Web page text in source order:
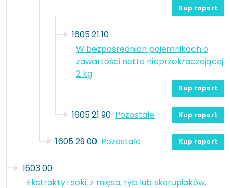
Kup raport
1605 21 10
W bezpośrednich pojemnikach o
zawartości netto nieprzekraczającej
2 kg
Kup raport
1605 21 90 Pozostałe Kup raport
1605 29 00 Pozostałe Kup raport
1603 00
Ekstrakty i soki, z mięsa, ryb lub skorupiaków,